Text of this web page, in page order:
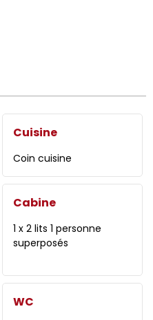
Cuisine
Coin cuisine
Cabine
1 x 2 lits 1 personne
superposés
WC